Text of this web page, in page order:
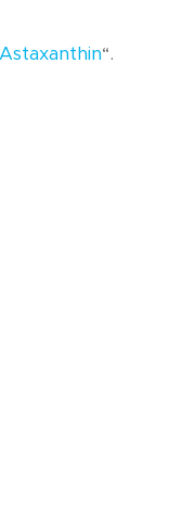
Astaxanthin“.